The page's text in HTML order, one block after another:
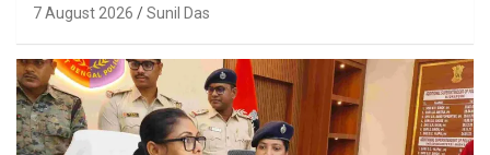
7 August 2026 Sunil Das